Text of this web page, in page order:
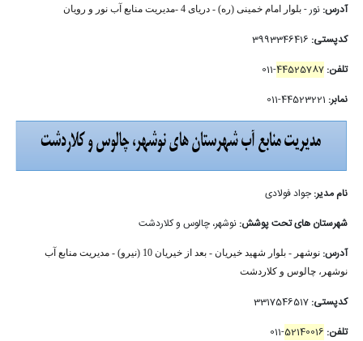
آدرس:نور -بلوار امام خمینی (ره) - دریای 4 -مدیریت منابع آب نور و رویان
کدپستی:
تلفن: 44525787
-011
نمابر:
نام مدیر:جواد فولادی
شهرستان های تحت پوشش:نوشهر، چالوس و کلاردشت
آدرس:
نوشهر - بلوار شهید خیریان - بعد از خیریان 10 (نیرو) - مدیریت منابع آب
نوشهر، چالوس و کلاردشت
کدپستی: 3317546517
تلفن: 52140016
-011